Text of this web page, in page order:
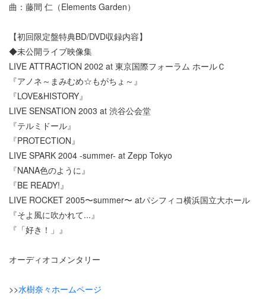
曲：藤間 仁（Elements Garden）
【初回限定盤特典BD/DVD収録内容】
◆未公開ライブ映像集
LIVE ATTRACTION 2002 at 東京国際フォーラム ホールＣ
『アノネ～まみむめ☆もがちょ～』
『LOVE&HISTORY』
LIVE SENSATION 2003 at 渋谷公会堂
『テルミドール』
『PROTECTION』
LIVE SPARK 2004 -summer- at Zepp Tokyo
『NANA色のように』
『BE READY!』
LIVE ROCKET 2005〜summer〜 atパシフィコ横浜国立大ホール
『そよ風に吹かれて...』
『「好き！」』
オーディオコメンタリー
>>水樹奈々ホームページ